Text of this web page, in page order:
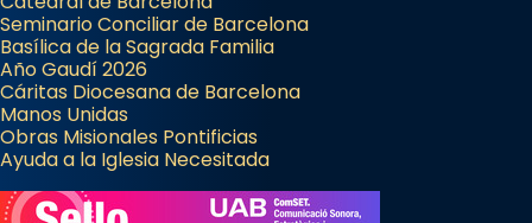
Seminario Conciliar de Barcelona
Basílica de la Sagrada Familia
Año Gaudí 2026
Cáritas Diocesana de Barcelona
Manos Unidas
Obras Misionales Pontificias
Ayuda a la Iglesia Necesitada